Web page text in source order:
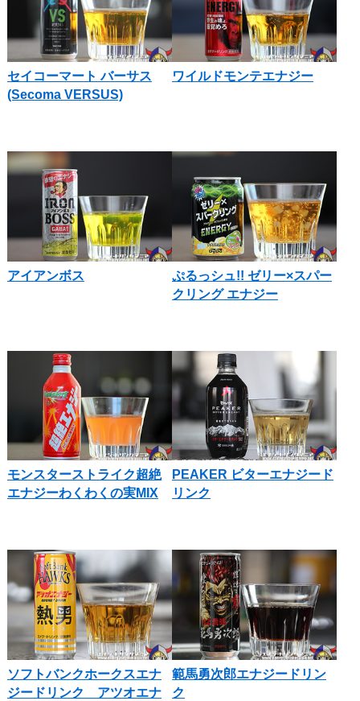
セイコーマート バーサス
(Secoma VERSUS)
ワイルドモンテエナジー
アイアンボス
ぷるっシュ!! ゼリー×スパー
クリング エナジー
モンスターストライク超絶
エナジーわくわくの実MIX
PEAKER ビターエナジード
リンク
ソフトバンクホークスエナ
ジードリンク アツオエナ
範馬勇次郎エナジードリン
ク